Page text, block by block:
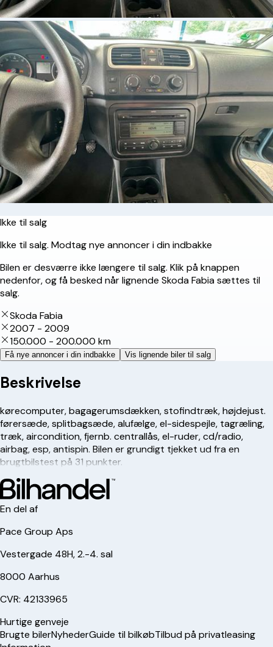
Ikke til salg
Ikke til salg. Modtag nye annoncer i din indbakke
Bilen er desværre ikke længere til salg. Klik på knappen
nedenfor, og få besked når lignende Skoda Fabia sættes til
salg.
Skoda Fabia
2007 - 2009
150.000 - 200.000 km
Få nye annoncer i din indbakke Vis lignende biler til salg
Beskrivelse
kørecomputer, bagagerumsdækken, stofindtræk, højdejust.
førersæde, splitbagsæde, alufælge, el-sidespejle, tagræling,
træk, aircondition, fjernb. centrallås, el-ruder, cd/radio,
airbag, esp, antispin. Bilen er grundigt tjekket ud fra en
brugtbilstest på 31 punkter.
En del af
Pace Group Aps
Vestergade 48H, 2.-4. sal
8000 Aarhus
CVR: 42133965
Hurtige genveje
Brugte bilerNyhederGuide til bilkøbTilbud på privatleasing